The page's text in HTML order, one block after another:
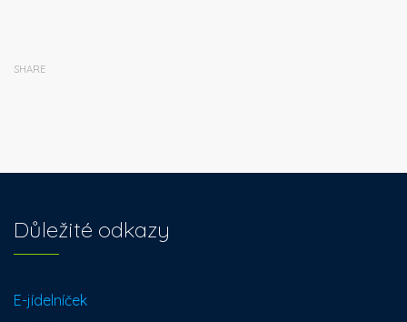
SHARE
Důležité odkazy
E-jídelníček